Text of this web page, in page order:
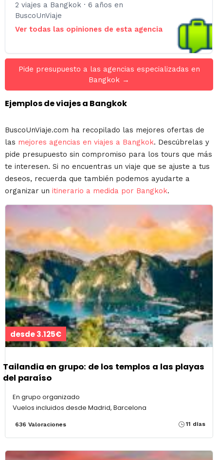
2 viajes a Bangkok · 6 años en
BuscoUnViaje
Ver todas las opiniones de esta agencia
Pide presupuesto a las agencias especializadas en
Bangkok →
Ejemplos de viajes a Bangkok
BuscoUnViaje.com ha recopilado las mejores ofertas de
las mejores agencias en viajes a Bangkok. Descúbrelas y
pide presupuesto sin compromiso para los tours que más
te interesen. Si no encuentras un viaje que se ajuste a tus
deseos, recuerda que también podemos ayudarte a
organizar un itinerario a medida por Bangkok.
desde 3.125€
Tailandia en grupo: de los templos a las playas
del paraíso
En grupo organizado
Vuelos incluidos desde Madrid, Barcelona
636 Valoraciones 11 días